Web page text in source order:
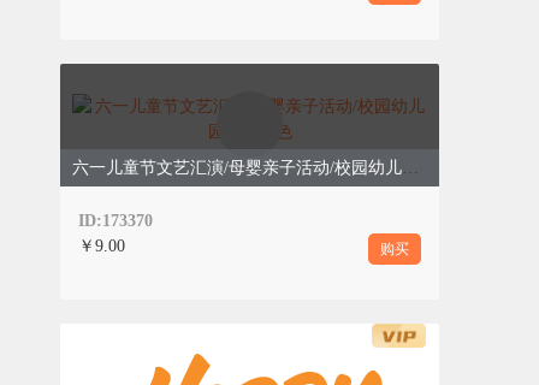
ID:173370
￥9.00
购买